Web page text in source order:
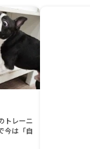
トレーニ
今は「自